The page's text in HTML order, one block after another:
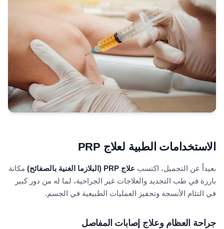
الاستخدامات الطبية لعلاج PRP
بعيداً عن التجميل، اكتسب علاج PRP (البلازما الغنية بالصفائح) مكانة
بارزة في طب التجديد والعلاجات غير الجراحية، لما له من دور كبير
في التئام الأنسجة وتحفيز العمليات الطبيعية في الجسم.
جراحة العظام وعلاج إصابات المفاصل